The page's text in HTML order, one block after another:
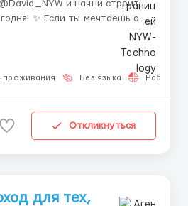
и начни строить
мечтаешь о
— это то, что
команде нет сложных
твоё желание учиться и
проживания Без языка Работа
Откликнуться
для тех,